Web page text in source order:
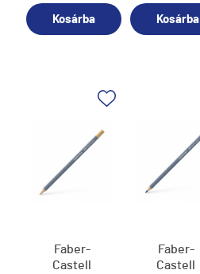
Kosárba Kosárba
Faber-
Castell
Faber-
Castell